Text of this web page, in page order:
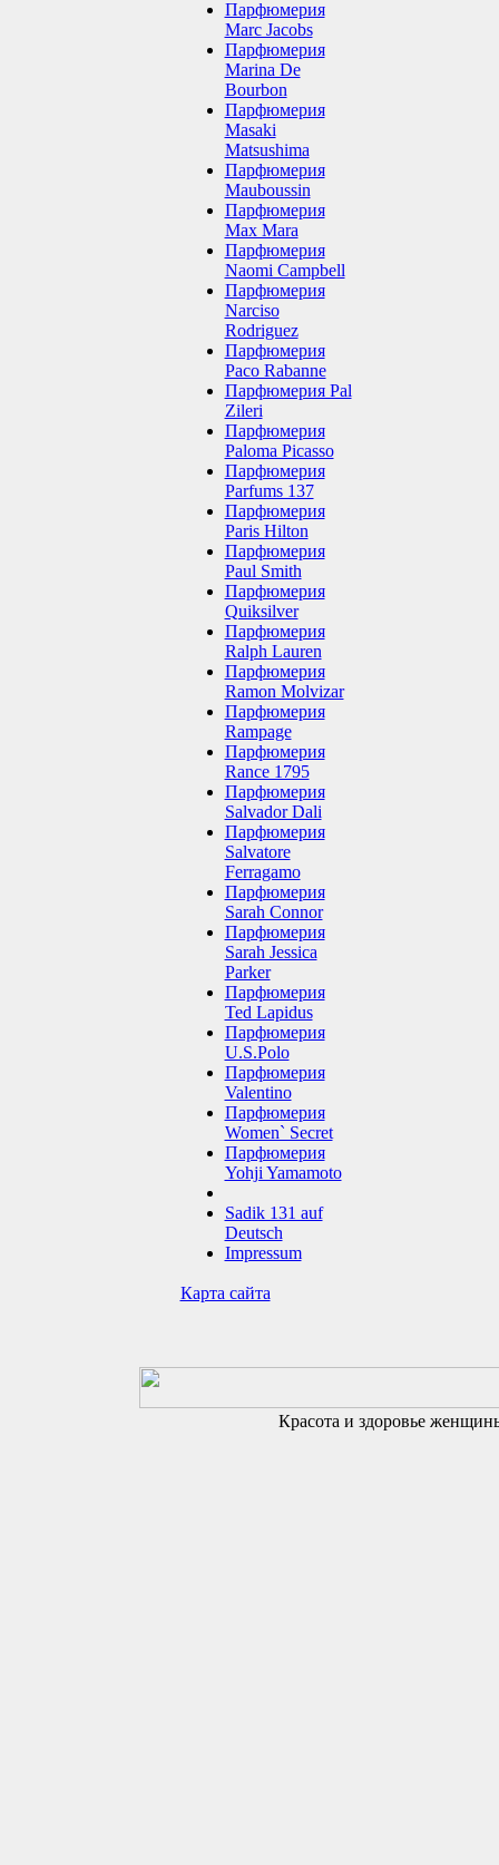
Парфюмерия
Marc Jacobs
Парфюмерия
Marina De
Bourbon
Парфюмерия
Masaki
Matsushima
Парфюмерия
Mauboussin
Парфюмерия
Max Mara
Парфюмерия
Naomi Campbell
Парфюмерия
Narciso
Rodriguez
Парфюмерия
Paco Rabanne
Парфюмерия Pal
Zileri
Парфюмерия
Paloma Picasso
Парфюмерия
Parfums 137
Парфюмерия
Paris Hilton
Парфюмерия
Paul Smith
Парфюмерия
Quiksilver
Парфюмерия
Ralph Lauren
Парфюмерия
Ramon Molvizar
Парфюмерия
Rampage
Парфюмерия
Rance 1795
Парфюмерия
Salvador Dali
Парфюмерия
Salvatore
Ferragamo
Парфюмерия
Sarah Connor
Парфюмерия
Sarah Jessica
Parker
Парфюмерия
Ted Lapidus
Парфюмерия
U.S.Polo
Парфюмерия
Valentino
Парфюмерия
Women` Secret
Парфюмерия
Yohji Yamamoto
Sadik 131 auf
Deutsch
Impressum
Карта сайта
Красота и здоровье